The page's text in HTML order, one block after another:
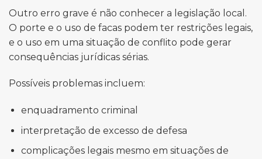
Outro erro grave é não conhecer a legislação local.
O porte e o uso de facas podem ter restrições legais,
e o uso em uma situação de conflito pode gerar
consequências jurídicas sérias.
Possíveis problemas incluem:
enquadramento criminal
interpretação de excesso de defesa
complicações legais mesmo em situações de